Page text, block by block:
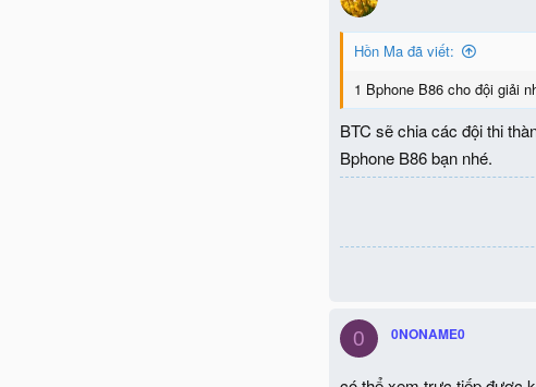
Hồn Ma đã viết:
1 Bphone B86 cho đội giải
BTC sẽ chia các đội thi
Bphone B86 bạn nhé.
0 0NONAME0